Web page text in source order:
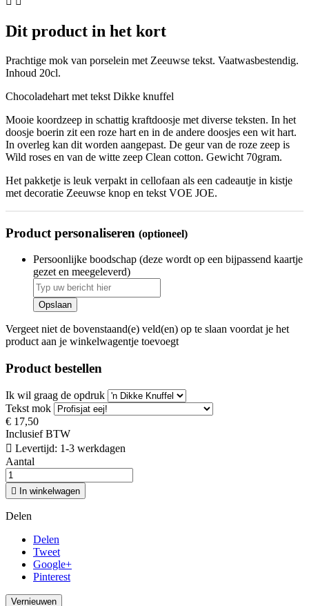
Dit product in het kort
Prachtige mok van porselein met Zeeuwse tekst. Vaatwasbestendig.
Inhoud 20cl.
Chocoladehart met tekst Dikke knuffel
Mooie koordzeep in schattig kraftdoosje met diverse teksten. In het
doosje boerin zit een roze hart en in de andere doosjes een wit hart.
In overleg kan dit worden aangepast. De geur van de roze zeep is
Wild roses en van de witte zeep Clean cotton. Gewicht 70gram.
Het pakketje is leuk verpakt in cellofaan als een cadeautje in kistje
met decoratie Zeeuwse knop en tekst VOE JOE.
Product personaliseren (optioneel)
Persoonlijke boodschap (deze wordt op een bijpassend kaartje
gezet en meegeleverd)
Opslaan
Vergeet niet de bovenstaand(e) veld(en) op te slaan voordat je het
product aan je winkelwagentje toevoegt
Product bestellen
Ik wil graag de opdruk
Tekst mok
€ 17,50
Inclusief BTW
 Levertijd: 1-3 werkdagen
Aantal
 In winkelwagen
Delen
Delen
Tweet
Google+
Pinterest